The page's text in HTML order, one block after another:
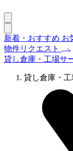
新着・おすすめ お
物件リクエスト
貸し倉庫・工場サ
貸し倉庫・